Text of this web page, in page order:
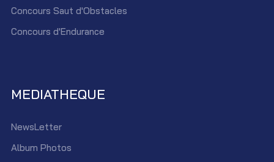
Concours Saut d'Obstacles
Concours d'Endurance
MEDIATHEQUE
NewsLetter
Album Photos